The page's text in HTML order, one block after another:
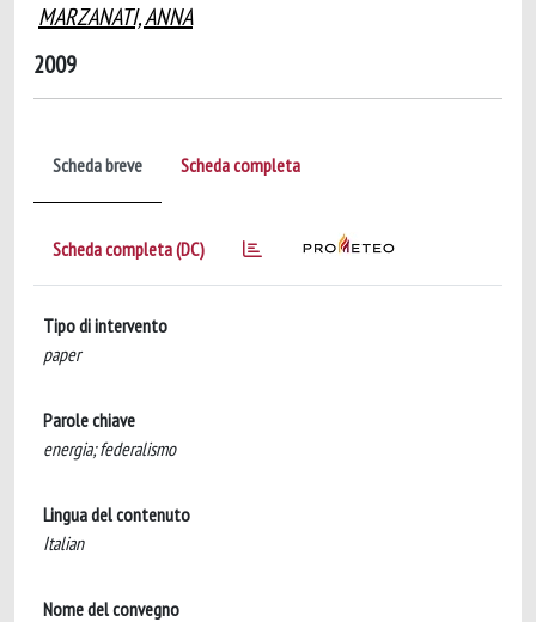
MARZANATI, ANNA
2009
Scheda breve Scheda completa
Scheda completa (DC)
Tipo di intervento
paper
Parole chiave
energia; federalismo
Lingua del contenuto
Italian
Nome del convegno